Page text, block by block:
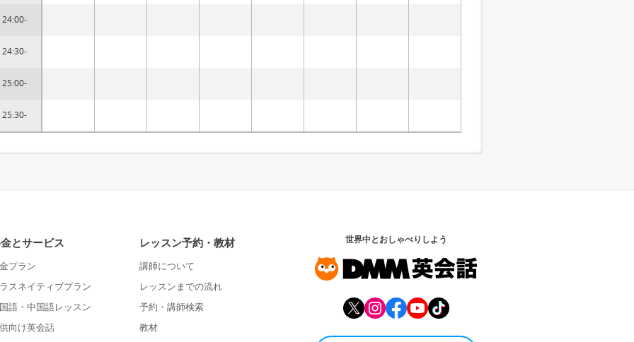
24:00-
24:30-
25:00-
25:30-
とサービス
プラン
スネイティブプラン
語・中国語レッスン
向け英会話
レッスン予約・教材
講師について
レッスンまでの流れ
予約・講師検索
教材
世界中とおしゃべりしよう